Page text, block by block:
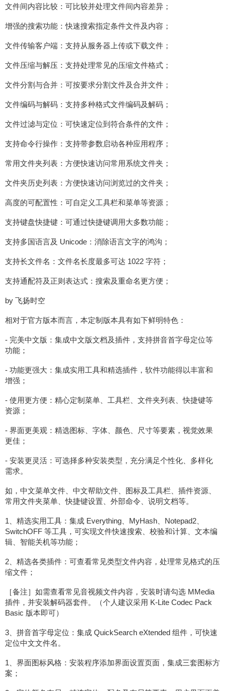
文件间内容比较：可比较并处理文件间内容差异；
增强的搜索功能：快速搜索指定条件文件及内容；
文件传输客户端：支持从服务器上传或下载文件；
文件压缩与解压：支持处理常见的压缩文件格式；
文件分割与合并：可按要求分割文件及合并文件；
文件编码与解码：支持多种格式文件编码及解码；
文件过滤与定位：可快速定位到符合条件的文件；
支持命令行操作：支持带参数启动各种应用程序；
常用文件夹列表：方便快速访问常用系统文件夹；
文件夹历史列表：方便快速访问浏览过的文件夹；
高度的可配置性：可自定义工具栏和菜单等资源；
支持键盘快捷键：可通过快捷键调用大多数功能；
支持多国语言及 Unicode：消除语言文字的鸿沟；
支持长文件名：文件名长度最多可达 1022 字符；
支持通配符及正则表达式：搜索及重命名更方便；
by 飞扬时空
相对于官方版本而言，本定制版本具有如下鲜明特色：
- 完美中文版：集成中文版文档及插件，支持拼音首字母定位等
功能；
- 功能更强大：集成实用工具和精选插件，软件功能得以丰富和
增强；
- 使用更方便：精心定制菜单、工具栏、文件夹列表、快捷键等
资源；
- 界面更美观：精选图标、字体、颜色、尺寸等要素，视觉效果
更佳；
- 安装更灵活：可选择多种安装类型，充分满足个性化、多样化
需求。
如，中文菜单文件、中文帮助文件、图标及工具栏、插件资源、
常用文件夹菜单、快捷键设置、外部命令、说明文档等。
1、精选实用工具：集成 Everything、MyHash、Notepad2、
SwitchOFF 等工具，可实现文件快速搜索、校验和计算、文本编
辑、智能关机等功能；
2、精选各类插件：可查看常见类型文件内容，处理常见格式的压
缩文件；
［备注］如需查看常见音视频文件内容，安装时请勾选 MMedia
插件，并安装解码器套件。（个人建议采用 K-Lite Codec Pack
Basic 版本即可）
3、拼音首字母定位：集成 QuickSearch eXtended 组件，可快速
定位中文文件名。
1、界面图标风格：安装程序添加界面设置页面，集成三套图标方
案；